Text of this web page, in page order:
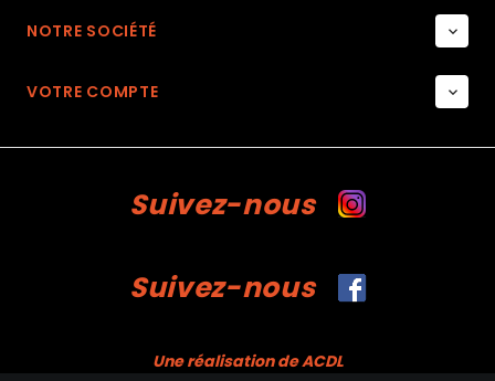
NOTRE SOCIÉTÉ 
VOTRE COMPTE 
Suivez-nous
Suivez-nous
Une réalisation de ACDL